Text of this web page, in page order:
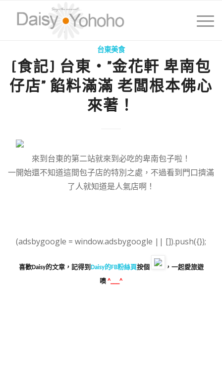
台東美食
[食記] 台東‧”金花軒 卑南包
仔店” 餡料滿滿 老闆根本佛心
來著！
來到台東的第二站就來到必吃的卑南包子啦！
一開始還不知道這間包子店的特別之處，不過看到門口擠滿
了人就知道是人氣店啊！
(adsbygoogle = window.adsbygoogle || []).push({});
喜歡Daisy的文章，記得到 Daisy的FB粉絲頁按個 ，一起愛旅遊
噢 ^___^